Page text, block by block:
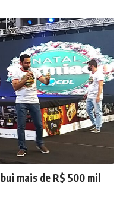
mais de R$ 500 mil